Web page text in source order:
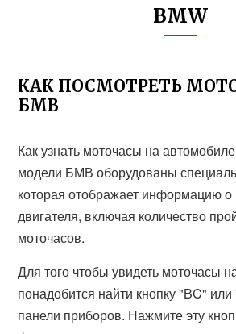
BMW
КАК ПОСМОТРЕТЬ
БМВ
Как узнать моточасы на
модели БМВ оборудованы
которая отображает информацию о
двигателя, включая количество
моточасов.
Для того чтобы увидеть моточасы
понадобится найти кнопку "BC"
панели приборов. Нажмите эту